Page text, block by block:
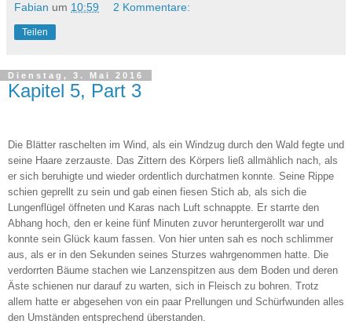
Fabian um 10:59 2 Kommentare:
Teilen
Dienstag, 3. Mai 2016
Kapitel 5, Part 3
Die Blätter raschelten im Wind, als ein Windzug durch den Wald fegte und
seine Haare zerzauste. Das Zittern des Körpers ließ allmählich nach, als
er sich beruhigte und wieder ordentlich durchatmen konnte. Seine Rippe
schien geprellt zu sein und gab einen fiesen Stich ab, als sich die
Lungenflügel öffneten und Karas nach Luft schnappte. Er starrte den
Abhang hoch, den er keine fünf Minuten zuvor heruntergerollt war und
konnte sein Glück kaum fassen. Von hier unten sah es noch schlimmer
aus, als er in den Sekunden seines Sturzes wahrgenommen hatte. Die
verdorrten Bäume stachen wie Lanzenspitzen aus dem Boden und deren
Äste schienen nur darauf zu warten, sich in Fleisch zu bohren. Trotz
allem hatte er abgesehen von ein paar Prellungen und Schürfwunden alles
den Umständen entsprechend überstanden.